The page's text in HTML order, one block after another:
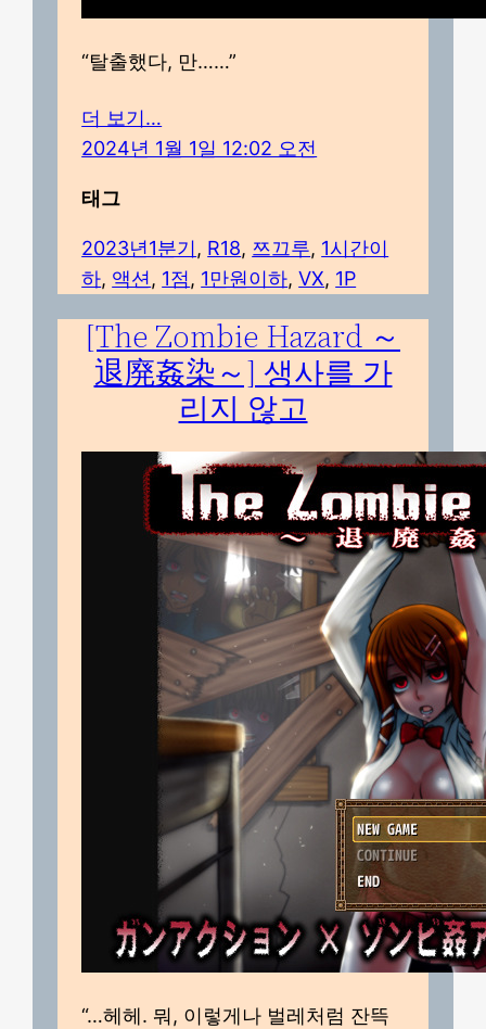
“탈출했다, 만……”
더 보기…
2024년 1월 1일 12:02 오전
태그
2023년1분기 , R18, 쯔끄루, 1시간이
하, 액션 , 1점, 1만원이하, VX, 1P
[The Zombie Hazard ～
退廃姦染～] 생사를 가
리지 않고
“…헤헤. 뭐, 이렇게나 벌레처럼 잔뜩